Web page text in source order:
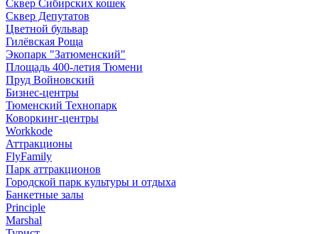
Сквер Сибирских кошек
Сквер Депутатов
Цветной бульвар
Гилёвская Роща
Экопарк "Затюменский"
Площадь 400-летия Тюмени
Пруд Войновский
Бизнес-центры
Тюменский Технопарк
Коворкинг-центры
Workkode
Аттракционы
FlyFamily
Парк аттракционов
Городской парк культуры и отдыха
Банкетные залы
Principle
Marshal